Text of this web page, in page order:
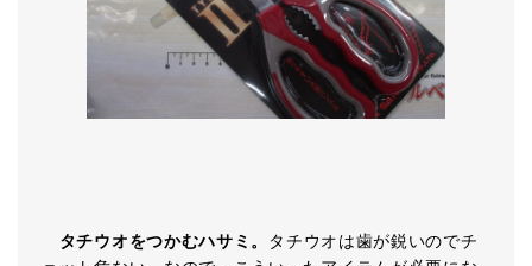
タチウオをつかむハサミ。
タチウオは歯が鋭いのでチ